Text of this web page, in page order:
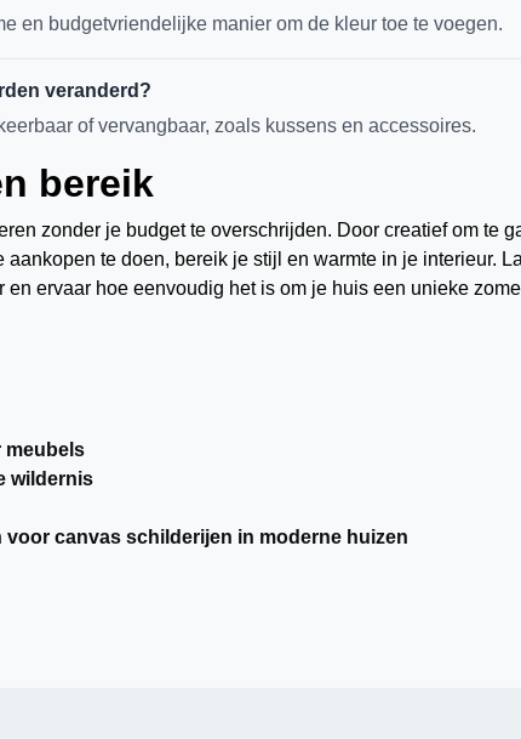
en budgetvriendelijke manier om de kleur toe te voegen.
veranderd?
of vervangbaar, zoals kussens en accessoires.
bereik
zonder je budget te overschrijden. Door creatief om te
te doen, bereik je stijl en warmte in je interieur.
ervaar hoe eenvoudig het is om je huis een unieke
meubels
wildernis
canvas schilderijen in moderne huizen